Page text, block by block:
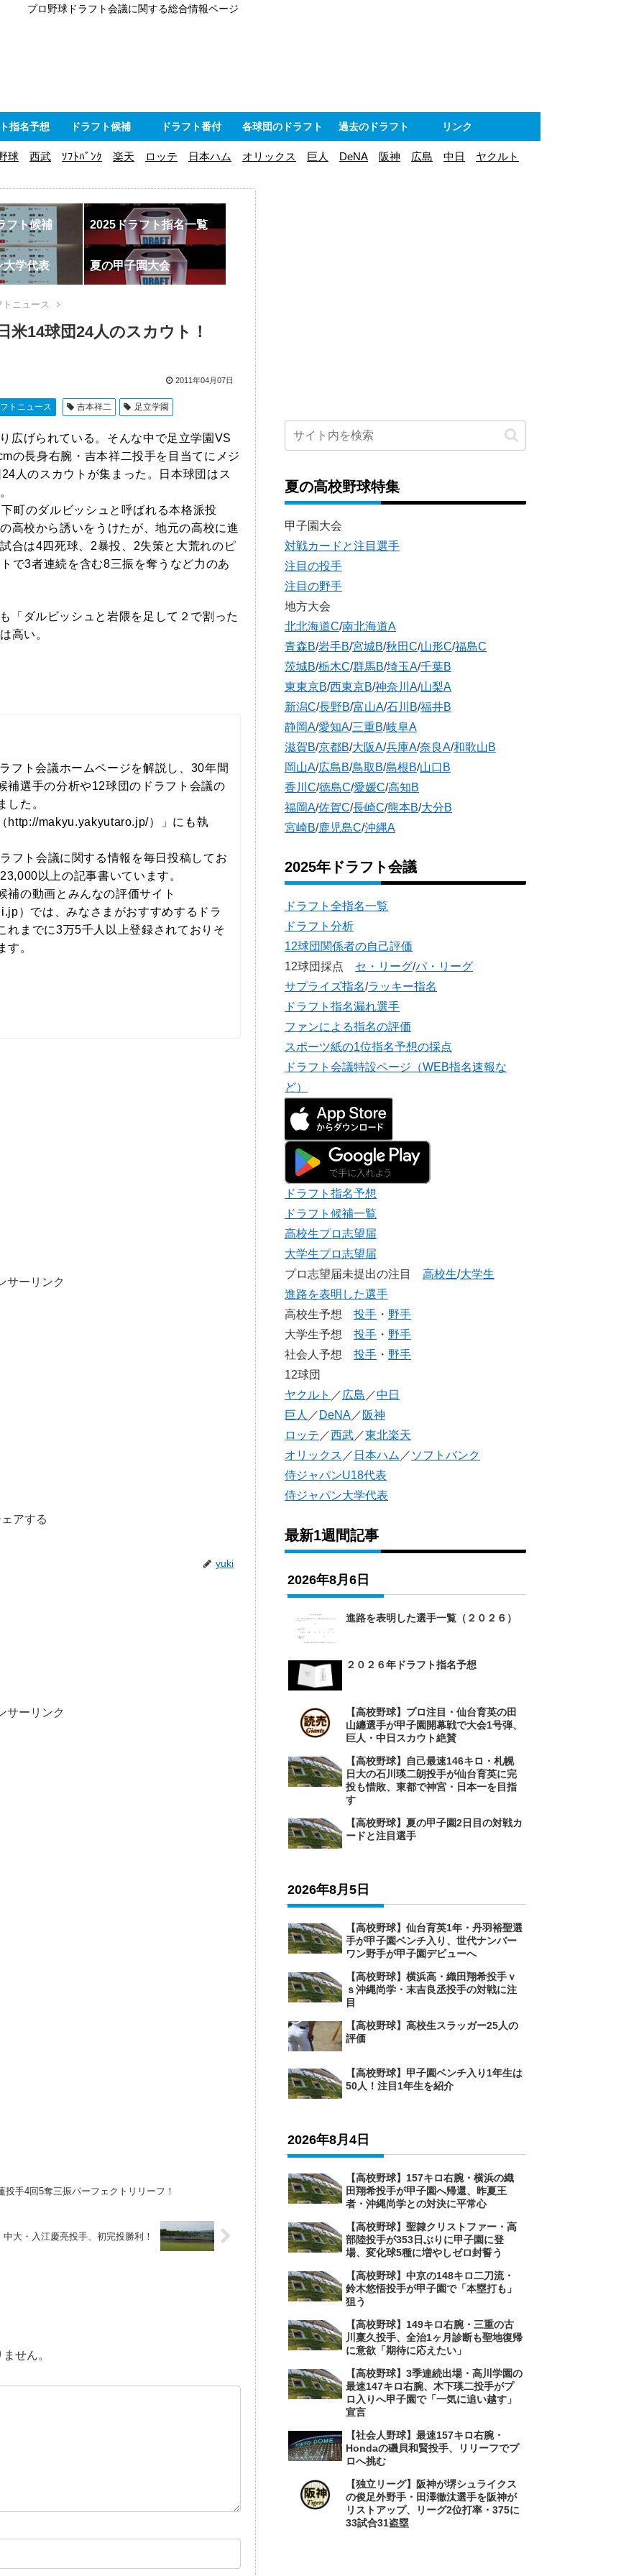
プロ野球ドラフト会議に関する総合情報ページ
指名予想 ドラフト候補 ドラフト番付 各球団のドラフト 過去のドラフト リンク
球 西武 ｿﾌﾄﾊﾞﾝｸ 楽天 ロッテ 日本ハム オリックス 巨人 DeNA 阪神 広島 中日 ヤクルト
フト候補 2025ドラフト指名一覧
大学代表 夏の甲子園大会
ニュース
米14球団24人のスカウト！
2011年04月07日
トニュース 吉本祥二 足立学園
げられている。そんな中で足立学園VS
の長身右腕・吉本祥二投手を目当てにメジ
人のスカウトが集まった。日本球団はス
のダルビッシュと呼ばれる本格派投
高校から誘いをうけたが、地元の高校に進
合は4四死球、2暴投、2失策と大荒れのピ
で3者連続を含む8三振を奪うなど力のあ
ダルビッシュと岩隈を足して２で割った
は高い。
ト会議ホームページを解説し、30年間
補選手の分析や12球団のドラフト会議の
した。
makyu.yakyutaro.jp/）」にも執
ト会議に関する情報を毎日投稿してお
以上の記事書いています。
の動画とみんなの評価サイト
）では、みなさまがおすすめするドラ
れまでに3万5千人以上登録されておりそ
す。
サーリンク
アする
yuki
サーリンク
手4回5奪三振パーフェクトリリーフ！
中大・入江慶亮投手、初完投勝利！
せん。
夏の高校野球特集
甲子園大会
対戦カードと注目選手
注目の投手
注目の野手
地方大会
北北海道C/南北海道A
青森B/岩手B/宮城B/秋田C/山形C/福島C
茨城B/栃木C/群馬B/埼玉A/千葉B
東東京B/西東京B/神奈川A/山梨A
新潟C/長野B/富山A/石川B/福井B
静岡A/愛知A/三重B/岐阜A
滋賀B/京都B/大阪A/兵庫A/奈良A/和歌山B
岡山A/広島B/鳥取B/島根B/山口B
香川C/徳島C/愛媛C/高知B
福岡A/佐賀C/長崎C/熊本B/大分B
宮崎B/鹿児島C/沖縄A
2025年ドラフト会議
ドラフト全指名一覧
ドラフト分析
12球団関係者の自己評価
12球団採点 セ・リーグ/パ・リーグ
サプライズ指名/ラッキー指名
ドラフト指名漏れ選手
ファンによる指名の評価
スポーツ紙の1位指名予想の採点
ドラフト会議特設ページ（WEB指名速報な
ど）
ドラフト指名予想
ドラフト候補一覧
高校生プロ志望届
大学生プロ志望届
プロ志望届未提出の注目 高校生/大学生
進路を表明した選手
高校生予想 投手 ・ 野手
大学生予想 投手 ・ 野手
社会人予想 投手 ・ 野手
12球団
ヤクルト ／ 広島 ／中日
巨人 ／ DeNA ／ 阪神
ロッテ ／西武 ／東北楽天
オリックス ／ 日本ハム ／ ソフトバンク
侍ジャパンU18代表
侍ジャパン大学代表
最新1週間記事
2026年8月6日
進路を表明した選手一覧（２０２６）
２０２６年ドラフト指名予想
【高校野球】プロ注目・仙台育英の田
山纏選手が甲子園開幕戦で大会1号弾、
巨人・中日スカウト絶賛
【高校野球】自己最速146キロ・札幌
日大の石川瑛二朗投手が仙台育英に完
投も惜敗、東都で神宮・日本一を目指
す
【高校野球】夏の甲子園2日目の対戦カ
ードと注目選手
2026年8月5日
【高校野球】仙台育英1年・丹羽裕聖選
手が甲子園ベンチ入り、世代ナンバー
ワン野手が甲子園デビューへ
【高校野球】横浜高・織田翔希投手ｖ
ｓ沖縄尚学・末吉良丞投手の対戦に注
目
【高校野球】高校生スラッガー25人の
評価
【高校野球】甲子園ベンチ入り1年生は
50人！注目1年生を紹介
2026年8月4日
【高校野球】157キロ右腕・横浜の織
田翔希投手が甲子園へ帰還、昨夏王
者・沖縄尚学との対決に平常心
【高校野球】聖隷クリストファー・高
部陸投手が353日ぶりに甲子園に登
場、変化球5種に増やしゼロ封誓う
【高校野球】中京の148キロ二刀流・
鈴木悠悟投手が甲子園で「本塁打も」
狙う
【高校野球】149キロ右腕・三重の古
川稟久投手、全治1ヶ月診断も聖地復帰
に意欲「期待に応えたい」
【高校野球】3季連続出場・高川学園の
最速147キロ右腕、木下瑛二投手がプ
ロ入りへ甲子園で「一気に追い越す」
宣言
【社会人野球】最速157キロ右腕・
Hondaの磯貝和賢投手、リリーフでプ
ロへ挑む
【独立リーグ】阪神が堺シュライクス
の俊足外野手・田澤徹汰選手を阪神が
リストアップ、リーグ2位打率・375に
33試合31盗塁